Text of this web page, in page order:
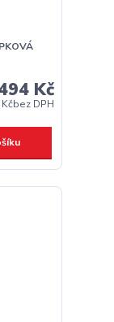
Kč
bez DPH